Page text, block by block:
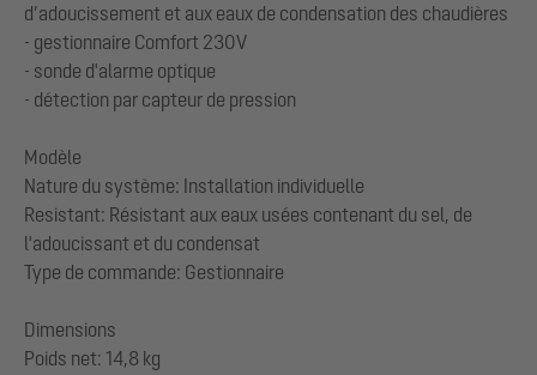
d’adoucissement et aux eaux de condensation des chaudières
- gestionnaire Comfort 230V
- sonde d'alarme optique
- détection par capteur de pression
Modèle
Nature du système: Installation individuelle
Resistant: Résistant aux eaux usées contenant du sel, de
l'adoucissant et du condensat
Type de commande: Gestionnaire
Dimensions
Poids net: 14,8 kg